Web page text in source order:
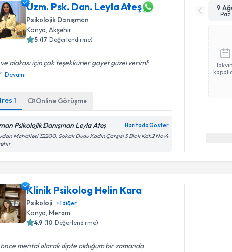
Uzm. Psk. Dan. Leyla Ateş
Psikolojik Danışman
Konya , Akşehir
5 (17 Değerlendirme)
alakası için çok teşekkürler gayet güzel verimli
Devamı
1 Online Görüşme
Psikolojik Danışman Leyla Ateş Haritada Göster
Mahallesi 32200. Sokak Dudu Kadın Çarşısı S Blok Kat:2 No:4
9
Paz
Klinik Psikolog Helin Kara
Psikoloji +1diğer
Konya , Meram
4.9 (10 Değerlendirme)
mental olarak dipte olduğum bir zamanda